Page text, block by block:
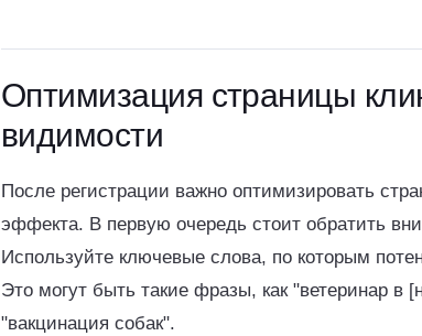
Оптимизация страницы
видимости
После регистрации важно оптимизировать
эффекта. В первую очередь стоит обратить
Используйте ключевые слова, по которым
Это могут быть такие фразы, как "ветеринар
"вакцинация собак".